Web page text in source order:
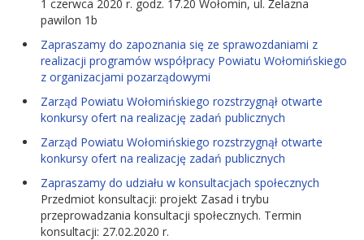
1 czerwca 2020 r. godz. 17.20 Wołomin, ul. Żelazna
pawilon 1b
Zapraszamy do zapoznania się ze sprawozdaniami z
realizacji programów współpracy Powiatu Wołomińskiego
z organizacjami pozarządowymi
Zarząd Powiatu Wołomińskiego rozstrzygnął otwarte
konkursy ofert na realizację zadań publicznych
Zarząd Powiatu Wołomińskiego rozstrzygnął otwarte
konkursy ofert na realizację zadań publicznych
Zapraszamy do udziału w konsultacjach społecznych
Przedmiot konsultacji: projekt Zasad i trybu
przeprowadzania konsultacji społecznych. Termin
konsultacji: 27.02.2020 r.